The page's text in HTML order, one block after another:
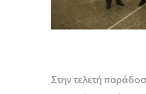
Στην τελετή